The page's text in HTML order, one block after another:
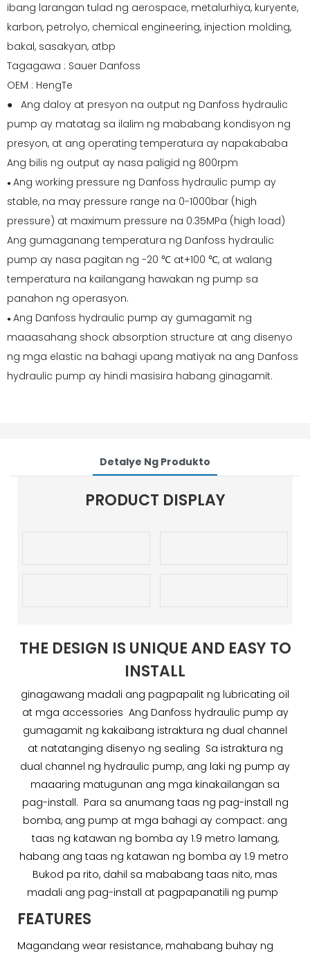
ibang larangan tulad ng aerospace, metalurhiya, kuryente,
karbon, petrolyo, chemical engineering, injection molding,
bakal, sasakyan, atbp
Tagagawa : Sauer Danfoss
OEM : HengTe
● Ang daloy at presyon na output ng Danfoss hydraulic
pump ay matatag sa ilalim ng mababang kondisyon ng
presyon, at ang operating temperatura ay napakababa
Ang bilis ng output ay nasa paligid ng 800rpm
● Ang working pressure ng Danfoss hydraulic pump ay
stable, na may pressure range na 0-1000bar (high
pressure) at maximum pressure na 0.35MPa (high load)
Ang gumaganang temperatura ng Danfoss hydraulic
pump ay nasa pagitan ng -20 ℃ at+100 ℃, at walang
temperatura na kailangang hawakan ng pump sa
panahon ng operasyon.
● Ang Danfoss hydraulic pump ay gumagamit ng
maaasahang shock absorption structure at ang disenyo
ng mga elastic na bahagi upang matiyak na ang Danfoss
hydraulic pump ay hindi masisira habang ginagamit.
Detalye Ng Produkto
PRODUCT DISPLAY
THE DESIGN IS UNIQUE AND EASY TO
INSTALL
ginagawang madali ang pagpapalit ng lubricating oil
at mga accessories Ang Danfoss hydraulic pump ay
gumagamit ng kakaibang istraktura ng dual channel
at natatanging disenyo ng sealing Sa istraktura ng
dual channel ng hydraulic pump, ang laki ng pump ay
maaaring matugunan ang mga kinakailangan sa
pag-install. Para sa anumang taas ng pag-install ng
bomba, ang pump at mga bahagi ay compact: ang
taas ng katawan ng bomba ay 1.9 metro lamang,
habang ang taas ng katawan ng bomba ay 1.9 metro
Bukod pa rito, dahil sa mababang taas nito, mas
madali ang pag-install at pagpapanatili ng pump
FEATURES
Magandang wear resistance, mahabang buhay ng